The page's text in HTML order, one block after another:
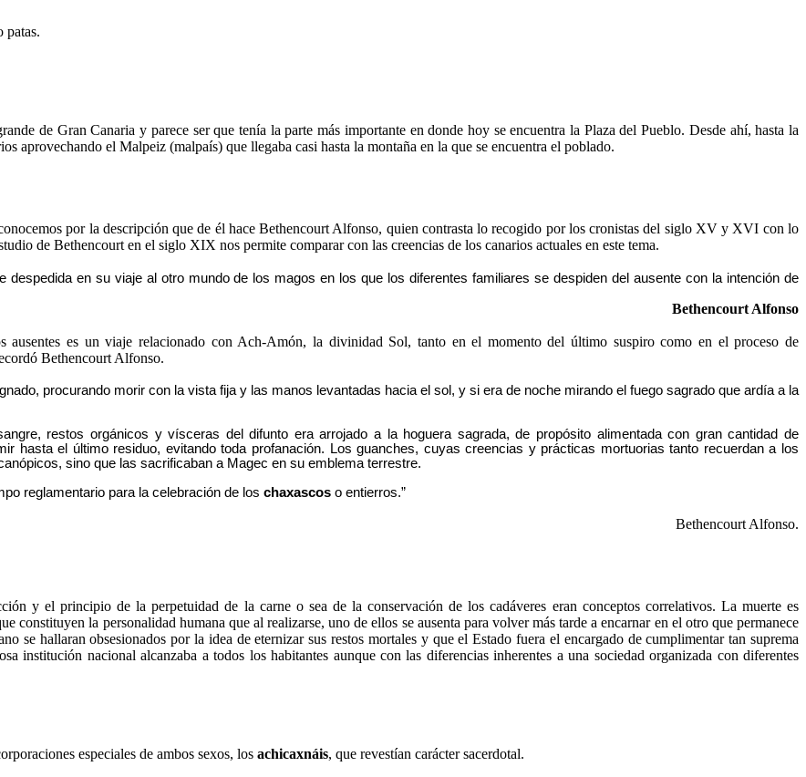
patas.
de Gran Canaria y parece ser que tenía la parte más importante en donde hoy se encuentra la Plaza del Pueblo. Desde ahí, hasta la
aprovechando el Malpeiz (malpaís) que llegaba casi hasta la montaña en la que se encuentra el poblado.
por la descripción que de él hace Bethencourt Alfonso, quien contrasta lo recogido por los cronistas del siglo XV y XVI con lo
de Bethencourt en el siglo XIX nos permite comparar con las creencias de los canarios actuales en este tema.
despedida en su viaje al otro mundo de los magos en los que los diferentes familiares se despiden del ausente con la intención de
Bethencourt Alfonso
es un viaje relacionado con Ach-Amón, la divinidad Sol, tanto en el momento del último suspiro como en el proceso de
Bethencourt Alfonso.
procurando morir con la vista fija y las manos levantadas hacia el sol, y si era de noche mirando el fuego sagrado que ardía a la
restos orgánicos y vísceras del difunto era arrojado a la hoguera sagrada, de propósito alimentada con gran cantidad de
hasta el último residuo, evitando toda profanación. Los guanches, cuyas creencias y prácticas mortuorias tanto recuerdan a los
sino que las sacrificaban a Magec en su emblema terrestre.
reglamentario para la celebración de loschaxascos o entierros.”
Bethencourt Alfonso.
y el principio de la perpetuidad de la carne o sea de la conservación de los cadáveres eran conceptos correlativos. La muerte es
constituyen la personalidad humana que al realizarse, uno de ellos se ausenta para volver más tarde a encarnar en el otro que permanece
se hallaran obsesionados por la idea de eternizar sus restos mortales y que el Estado fuera el encargado de cumplimentar tan suprema
institución nacional alcanzaba a todos los habitantes aunque con las diferencias inherentes a una sociedad organizada con diferentes
especiales de ambos sexos, los achicaxnáis, que revestían carácter sacerdotal.